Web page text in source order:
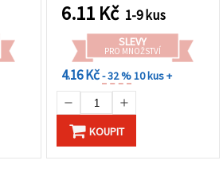
6.11 Kč 1-9 kus
SLEVY
PRO MNOŽSTVÍ
4.16 Kč- 32 %10 kus +
KOUPIT